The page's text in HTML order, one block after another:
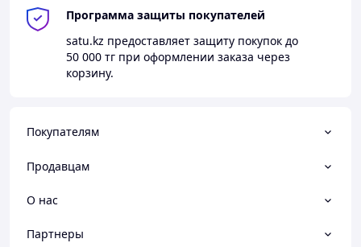
Программа защиты покупателей
satu.kz предоставляет защиту покупок до
50 000 тг при оформлении заказа через
корзину.
Покупателям
Продавцам
О нас
Партнеры